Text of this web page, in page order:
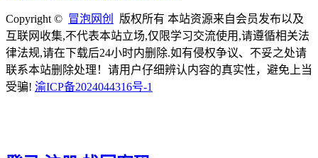
Copyright © 冒泡网创
版权所有 本站资源来自会员发布以及
互联网收集,不代表本站立场,仅限学习交流使用,请遵循相关法
律法规,请在下载后24小时内删除.如有侵权争议、不妥之处请
联系本站删除处理！请用户仔细辨认内容的真实性，避免上当
受骗! 渝ICP备2024044316号-1